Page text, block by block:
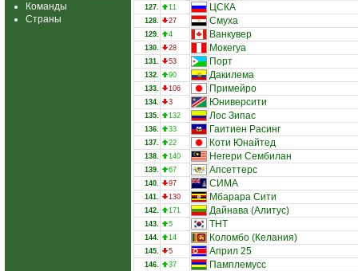
Команды
Страны
127. 11 ЦСКА
128. 27 Смуха
129. 4 Ванкувер
130. 28 Мокегуа
131. 53 Порт
132. 90 Дакилема
133. 106 Примейро
134. 3 Юниверсити
135. 132 Лос Зипас
136. 33 Гаитиен Расинг
137. 22 Коти Юнайтед
138. 140 Негери Сембилан
139. 67 Апсеттерс
140. 97 СИМА
141. 130 Мбарара Сити
142. 171 Дайнава (Алитус)
143. 5 ТНТ
144. 14 Коломбо (Келания)
145. 5 Април 25
146. 37 Памплемусс